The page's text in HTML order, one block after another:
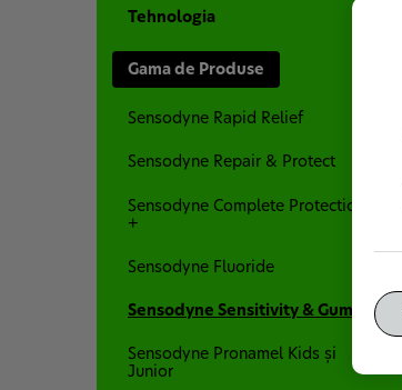
Tehnologia
Gama de Produse
Sensodyne Rapid Relief
Sensodyne Repair & Protect
Sensodyne Complete Protection
+
Sensodyne Fluoride
Sensodyne Sensitivity & Gum
Sensodyne Pronamel Kids și
Junior